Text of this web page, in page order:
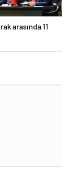
arasında 11